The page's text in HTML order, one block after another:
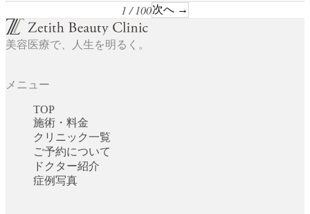
1 / 100次へ →
美容医療で、人生を明るく。
メニュー
TOP
施術・料金
クリニック一覧
ご予約について
ドクター紹介
症例写真